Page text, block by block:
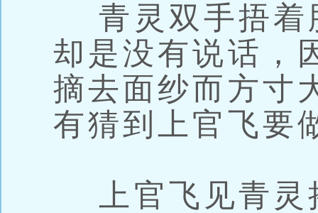
青灵双手捂着
却是没有说话，
摘去面纱而方寸
有猜到上官飞要
上官飞见青灵